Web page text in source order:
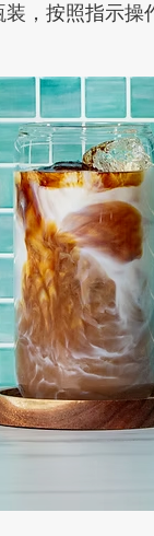
，按照指示